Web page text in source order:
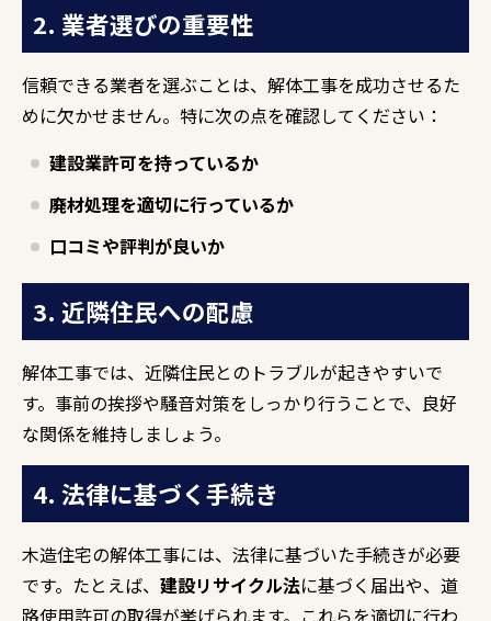
2. 業者選びの重要性
信頼できる業者を選ぶことは、解体工事を成功させるた
めに欠かせません。特に次の点を確認してください：
建設業許可を持っているか
廃材処理を適切に行っているか
口コミや評判が良いか
3. 近隣住民への配慮
解体工事では、近隣住民とのトラブルが起きやすいで
す。事前の挨拶や騒音対策をしっかり行うことで、良好
な関係を維持しましょう。
4. 法律に基づく手続き
木造住宅の解体工事には、法律に基づいた手続きが必要
です。たとえば、 建設リサイクル法に基づく届出や、道
路使用許可の取得が挙げられます。これらを適切に行わ